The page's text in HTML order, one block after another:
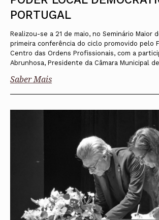
PORTUGAL
Realizou-se a 21 de maio, no Seminário Maior
primeira conferência do ciclo promovido pelo
Centro das Ordens Profissionais, com a
Abrunhosa, Presidente da Câmara Municipal
Saber Mais